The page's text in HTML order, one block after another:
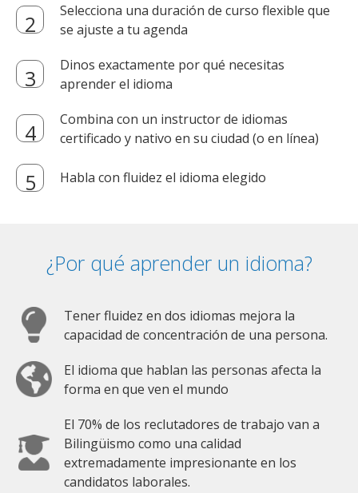
Selecciona una duración de curso flexible que
se ajuste a tu agenda
Dinos exactamente por qué necesitas
aprender el idioma
Combina con un instructor de idiomas
certificado y nativo en su ciudad (o en línea)
Habla con fluidez el idioma elegido
¿Por qué aprender un idioma?
Tener fluidez en dos idiomas mejora la
capacidad de concentración de una persona.
El idioma que hablan las personas afecta la
forma en que ven el mundo
El 70% de los reclutadores de trabajo van a
Bilingüismo como una calidad
extremadamente impresionante en los
candidatos laborales.